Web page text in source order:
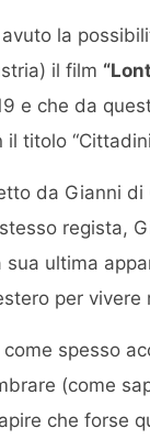
la
il film
e che da
il titolo
da Gianni
regista,
sua ultima
per
come spesso
(come
che forse